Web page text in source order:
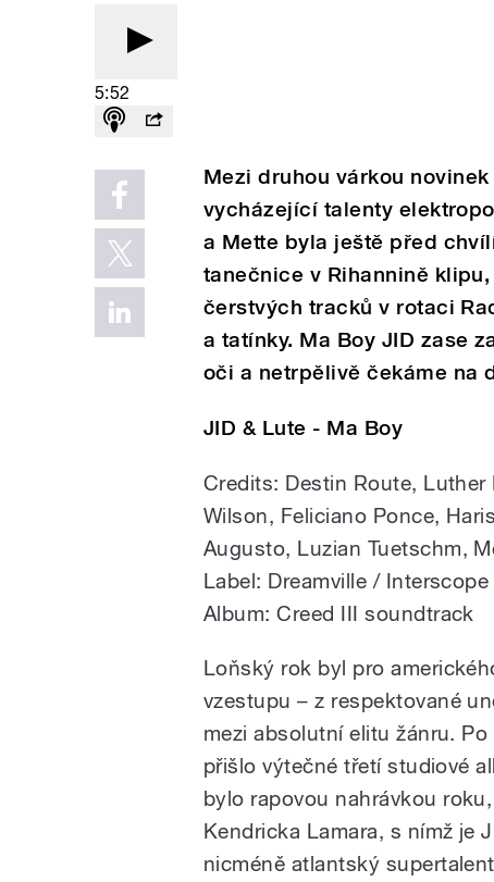
5:52
Mezi druhou várkou
vycházející talenty
a Mette byla ještě před
tanečnice v Rihannině
čerstvých tracků v rotaci
a tatínky. Ma Boy JID zase
oči a netrpělivě čekáme na
JID & Lute - Ma Boy
Credits: Destin Route,
Wilson, Feliciano Ponce,
Augusto, Luzian Tuetschm,
Label: Dreamville / Interscope
Album: Creed III soundtrack
Loňský rok byl pro
vzestupu – z respektované
mezi absolutní elitu žánru.
přišlo výtečné třetí studiové
bylo rapovou nahrávkou
Kendricka Lamara, s nímž je
nicméně atlantský